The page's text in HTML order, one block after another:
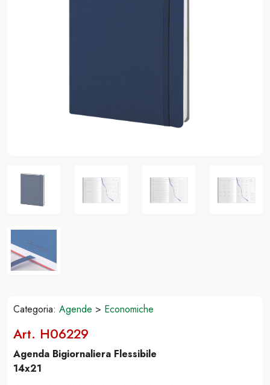
Categoria: Agende > Economiche
Art. H06229
Agenda Bigiornaliera Flessibile
14x21